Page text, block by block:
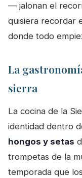
— jalonan el
quisiera recordar
donde todo
La
sierra
La cocina de la
identidad dentro
hongos y setas
trompetas de la
temporada que